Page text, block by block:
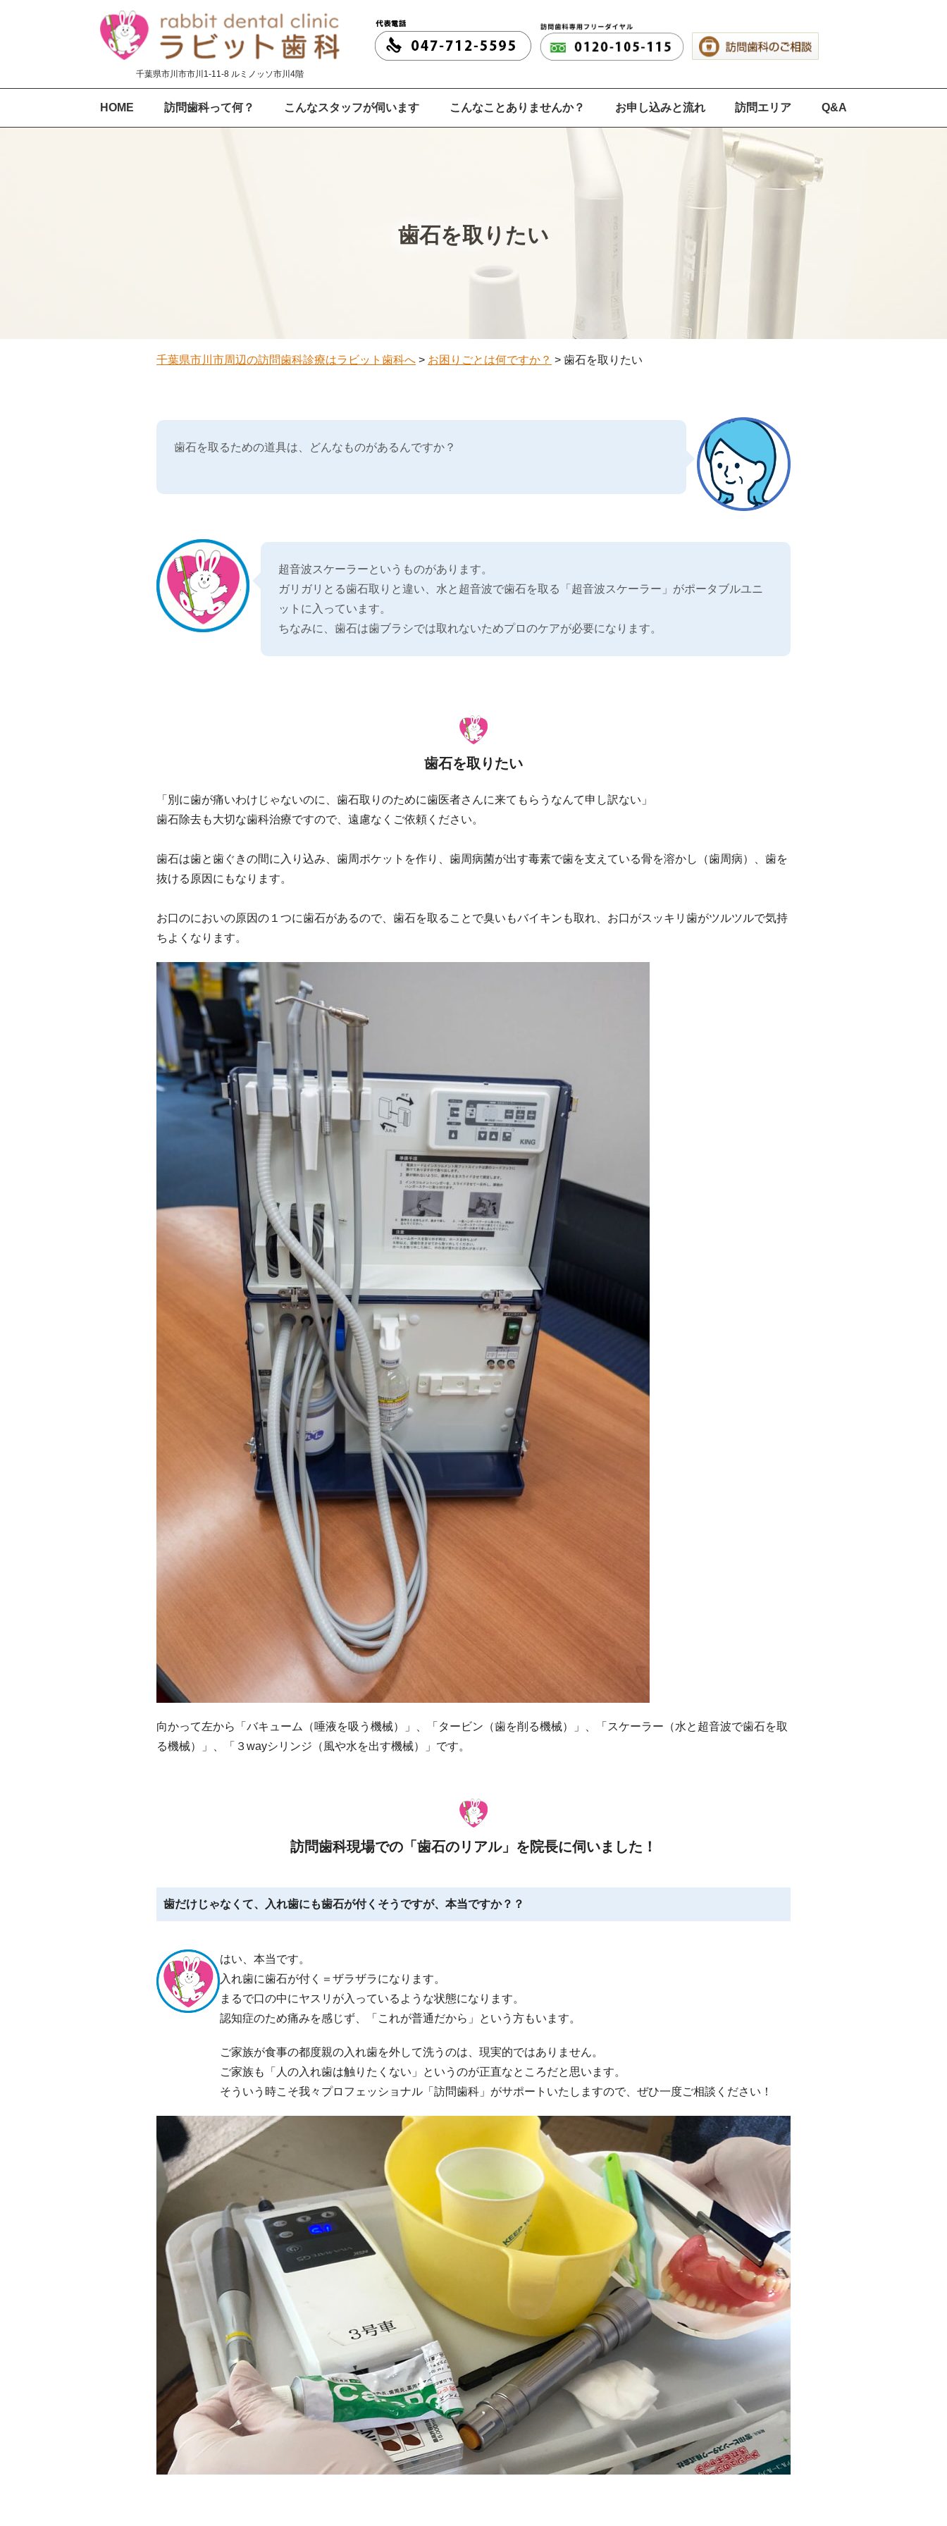
千葉県市川市市川1-11-8 ルミノッソ市川4階
HOME 訪問歯科って何？ こんなスタッフが伺います こんなことありませんか？ お申し込みと流れ 訪問エリア Q&A
歯石を取りたい
千葉県市川市周辺の訪問歯科診療はラビット歯科へ > お困りごとは何ですか？ > 歯石を取りたい
歯石を取るための道具は、どんなものがあるんですか？
超音波スケーラーというものがあります。
ガリガリとる歯石取りと違い、水と超音波で歯石を取る「超音波スケーラー」がポータブルユニ
ットに入っています。
ちなみに、歯石は歯ブラシでは取れないためプロのケアが必要になります。
歯石を取りたい
「別に歯が痛いわけじゃないのに、歯石取りのために歯医者さんに来てもらうなんて申し訳ない」
歯石除去も大切な歯科治療ですので、遠慮なくご依頼ください。
歯石は歯と歯ぐきの間に入り込み、歯周ポケットを作り、歯周病菌が出す毒素で歯を支えている骨を溶かし（歯周病）、歯を
抜ける原因にもなります。
お口のにおいの原因の１つに歯石があるので、歯石を取ることで臭いもバイキンも取れ、お口がスッキリ歯がツルツルで気持
ちよくなります。
向かって左から「バキューム（唾液を吸う機械）」、「タービン（歯を削る機械）」、「スケーラー（水と超音波で歯石を取
る機械）」、「３wayシリンジ（風や水を出す機械）」です。
訪問歯科現場での「歯石のリアル」を院長に伺いました！
歯だけじゃなくて、入れ歯にも歯石が付くそうですが、本当ですか？？
はい、本当です。
入れ歯に歯石が付く＝ザラザラになります。
まるで口の中にヤスリが入っているような状態になります。
認知症のため痛みを感じず、「これが普通だから」という方もいます。
ご家族が食事の都度親の入れ歯を外して洗うのは、現実的ではありません。
ご家族も「人の入れ歯は触りたくない」というのが正直なところだと思います。
そういう時こそ我々プロフェッショナル「訪問歯科」がサポートいたしますので、ぜひ一度ご相談ください！